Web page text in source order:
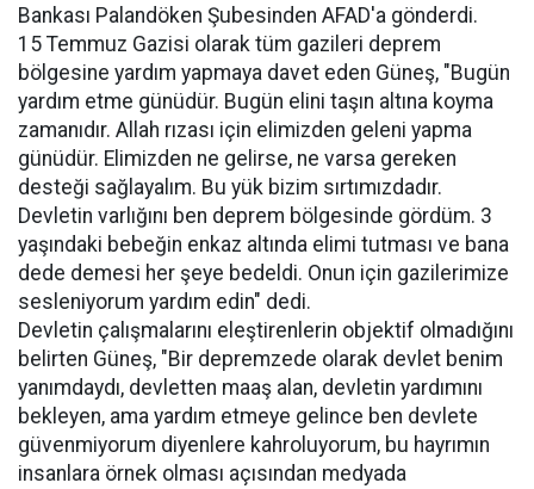
Bankası Palandöken Şubesinden AFAD'a gönderdi.
15 Temmuz Gazisi olarak tüm gazileri deprem
bölgesine yardım yapmaya davet eden Güneş, "Bugün
yardım etme günüdür. Bugün elini taşın altına koyma
zamanıdır. Allah rızası için elimizden geleni yapma
günüdür. Elimizden ne gelirse, ne varsa gereken
desteği sağlayalım. Bu yük bizim sırtımızdadır.
Devletin varlığını ben deprem bölgesinde gördüm. 3
yaşındaki bebeğin enkaz altında elimi tutması ve bana
dede demesi her şeye bedeldi. Onun için gazilerimize
sesleniyorum yardım edin" dedi.
Devletin çalışmalarını eleştirenlerin objektif olmadığını
belirten Güneş, "Bir depremzede olarak devlet benim
yanımdaydı, devletten maaş alan, devletin yardımını
bekleyen, ama yardım etmeye gelince ben devlete
güvenmiyorum diyenlere kahroluyorum, bu hayrımın
insanlara örnek olması açısından medyada